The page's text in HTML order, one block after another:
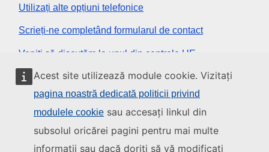
Acest site utilizează module cookie. Vizitați
pagina noastră dedicată politicii privind
modulele cookie sau accesați linkul din
subsolul oricărei pagini pentru mai multe
informații sau dacă doriți să vă modificați
Utilizați alte opțiuni telefonice
Scrieți-ne completând formularul de contact
Veniți să discutăm la unul din centrele UE
Rețele sociale
Descoperiți canalele UE pe rețelele sociale